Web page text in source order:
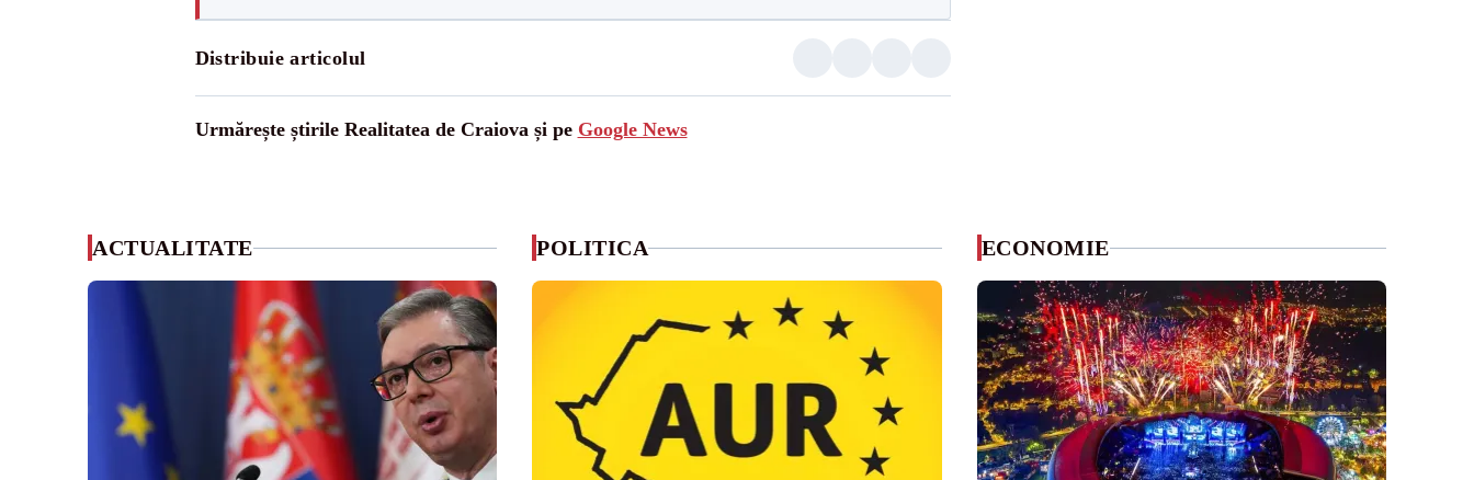
Distribuie articolul
Urmărește știrile Realitatea de Craiova și pe Google News
ACTUALITATE POLITICA ECONOMIE